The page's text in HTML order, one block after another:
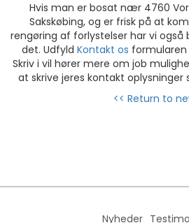
Hvis man er bosat nær 4760
Sakskøbing, og er frisk på at
rengøring af forlystelser har vi
det. Udfyld Kontakt os formularen
Skriv i vil hører mere om job
at skrive jeres kontakt oplysninger
<< Return to
Nyheder